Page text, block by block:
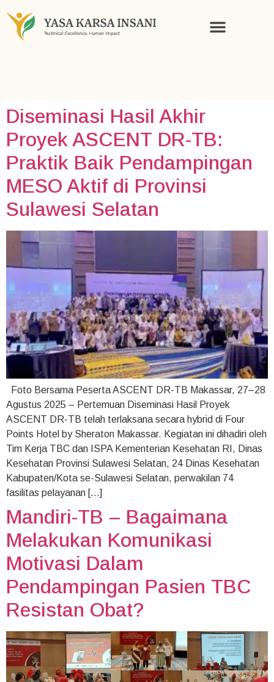
Diseminasi Hasil Akhir
Proyek ASCENT DR-TB:
Praktik Baik Pendampingan
MESO Aktif di Provinsi
Sulawesi Selatan
Foto Bersama Peserta ASCENT DR-TB Makassar, 27–28
Agustus 2025 – Pertemuan Diseminasi Hasil Proyek
ASCENT DR-TB telah terlaksana secara hybrid di Four
Points Hotel by Sheraton Makassar. Kegiatan ini dihadiri oleh
Tim Kerja TBC dan ISPA Kementerian Kesehatan RI, Dinas
Kesehatan Provinsi Sulawesi Selatan, 24 Dinas Kesehatan
Kabupaten/Kota se-Sulawesi Selatan, perwakilan 74
fasilitas pelayanan […]
Mandiri-TB – Bagaimana
Melakukan Komunikasi
Motivasi Dalam
Pendampingan Pasien TBC
Resistan Obat?